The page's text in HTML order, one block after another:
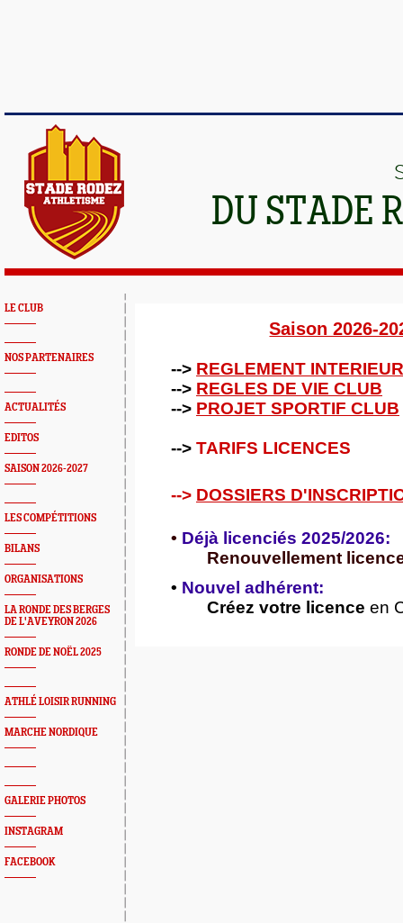
DU STADE
LE CLUB
NOS PARTENAIRES
ACTUALITÉS
EDITOS
SAISON 2026-2027
LES COMPÉTITIONS
BILANS
ORGANISATIONS
LA RONDE DES BERGES
DE L'AVEYRON 2026
RONDE DE NOËL 2025
ATHLÉ LOISIR RUNNING
MARCHE NORDIQUE
GALERIE PHOTOS
INSTAGRAM
FACEBOOK
Saison 2026-
--> REGLEMENT
--> REGLES DE VIE CLUB
--> PROJET SPORTIF CLUB
--> TARIFS LICENCES
--> DOSSIERS
• Déjà licenciés 2025/2026:
Renouvellement
• Nouvel adhérent:
Créez votre licence en